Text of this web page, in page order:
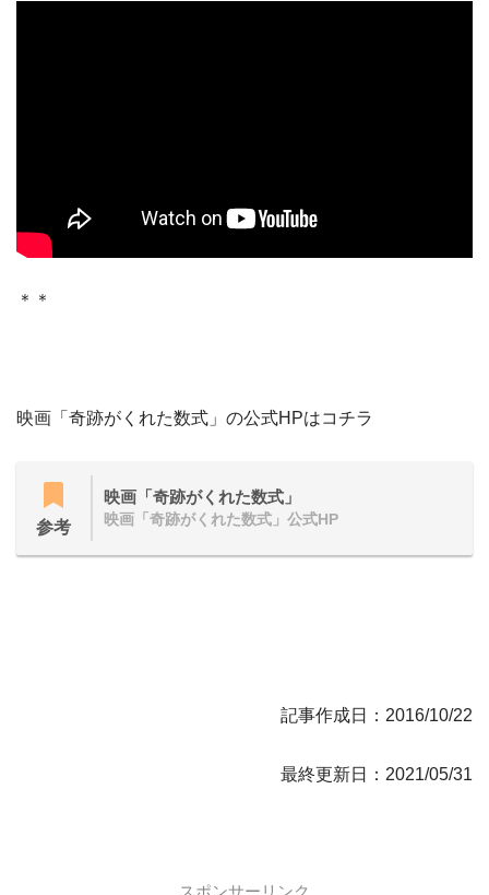
＊＊
映画「奇跡がくれた数式」の公式HPはコチラ
参考
映画「奇跡がくれた数式」
映画「奇跡がくれた数式」公式HP
記事作成日：2016/10/22
最終更新日：2021/05/31